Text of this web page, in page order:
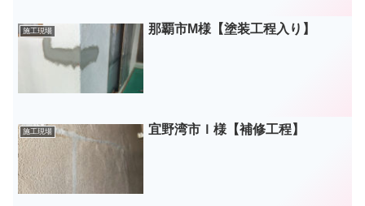
施工現場 那覇市M様【塗装工程入り】
施工現場 宜野湾市Ｉ様【補修工程】